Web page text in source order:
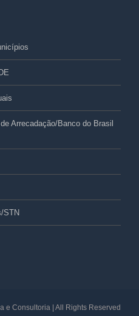
Arrecadação/Banco do Brasil
STN
e Consultoria | All Rights Reserved